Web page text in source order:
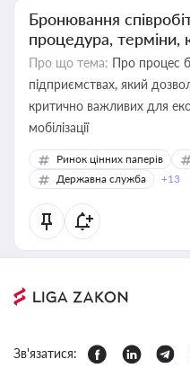
Бронювання
процедура, терміни,
Про що тема: Про процес
підприємствах, який
критично важливих для
мобілізації
Ринок цінних паперів
Державна служба
+13
Зв'язатися: